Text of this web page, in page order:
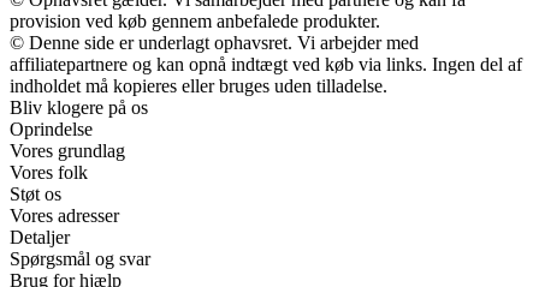
provision ved køb gennem anbefalede produkter.
© Denne side er underlagt ophavsret. Vi arbejder med
affiliatepartnere og kan opnå indtægt ved køb via links. Ingen del af
indholdet må kopieres eller bruges uden tilladelse.
Bliv klogere på os
Oprindelse
Vores grundlag
Vores folk
Støt os
Vores adresser
Detaljer
Spørgsmål og svar
Brug for hjælp